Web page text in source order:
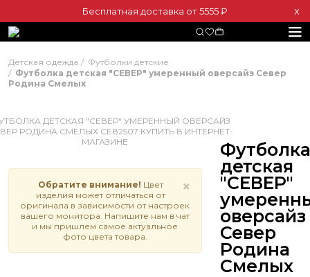
Бесплатная доставка от 5555 ₽ Х
Детская одежда
Футболки детские
Футболка детская "СЕВЕР" умеренный оверсайз Север
Родина Смелых
×
Обратите внимание! Цвет
изделия может отличаться от
оригинала в зависимости от настроек
вашего монитора. Напишите нам в чат
и мы пришлем самое актуальное
фото цвета товара.
Футболка
детская
"СЕВЕР"
оверсайз
Север
Родина
Смелых